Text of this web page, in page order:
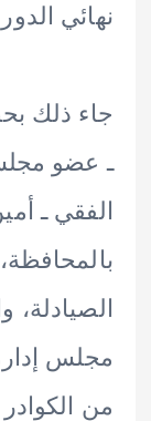
الدورة
ذلك بحضور،
مجلس
ـ أمين
إدارة نادي